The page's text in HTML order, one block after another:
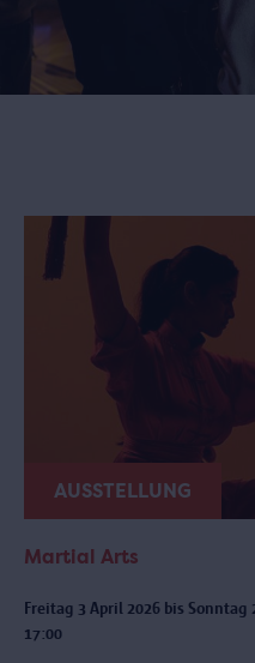
AUSSTELLUNG
Martial Arts
Freitag 3 April 2026 bis Sonntag
17:00